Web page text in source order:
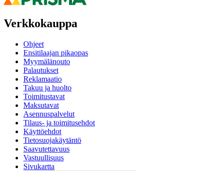
Verkkokauppa
Ohjeet
Ensitilaajan pikaopas
Myymälänouto
Palautukset
Reklamaatio
Takuu ja huolto
Toimitustavat
Maksutavat
Asennuspalvelut
Tilaus- ja toimitusehdot
Käyttöehdot
Tietosuojakäytäntö
Saavutettavuus
Vastuullisuus
Sivukartta